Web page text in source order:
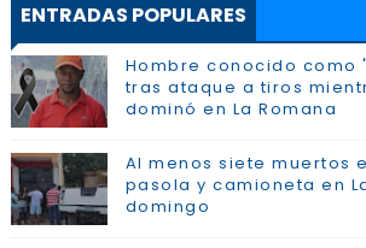
ENTRADAS POPULARES
Hombre conocido como
tras ataque a tiros
dominó en La Romana
Al menos siete muertos
pasola y camioneta en
domingo